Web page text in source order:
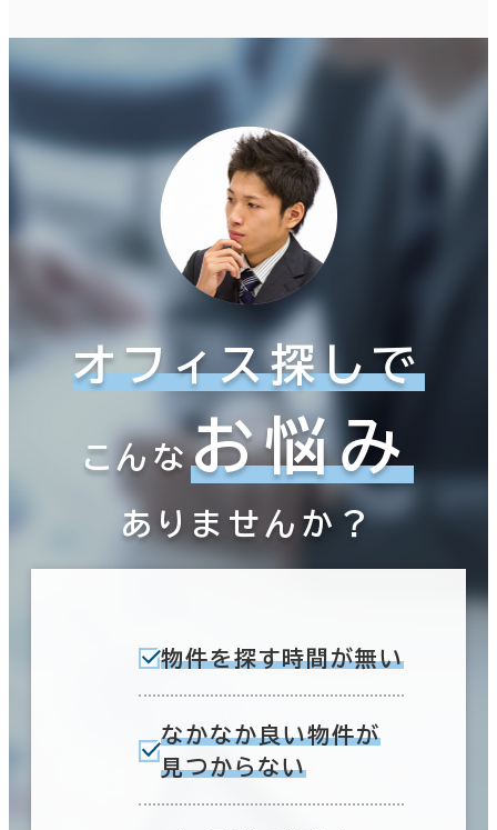
オフィス探しで
こんなお悩み
ありませんか？
物件を探す時間が無い
なかなか良い物件が
見つからない